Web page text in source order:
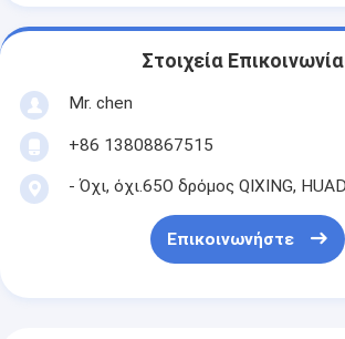
Στοιχεία
Mr. chen
+86 13808867515
- Όχι, όχι.65Ο δρόμος QIXING,
Επικοινωνήστε